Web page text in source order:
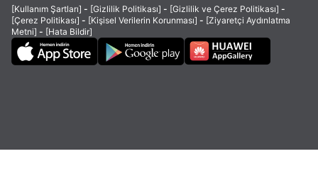
[Kullanım Şartları] - [Gizlilik Politikası] - [Gizlilik ve Çerez Politikası] -
[Çerez Politikası] - [Kişisel Verilerin Korunması] - [Ziyaretçi Aydınlatma
Metni] - [Hata Bildir]